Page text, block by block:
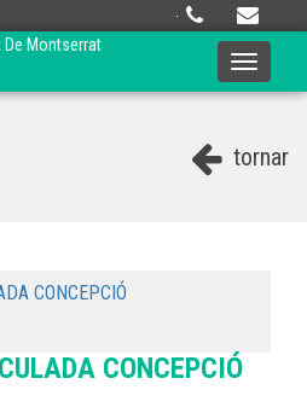
·
Toggle
tornar
CONCEPCIÓ